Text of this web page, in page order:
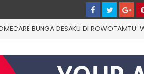
BUNGA DESAKU DI ROWOTAMTU: